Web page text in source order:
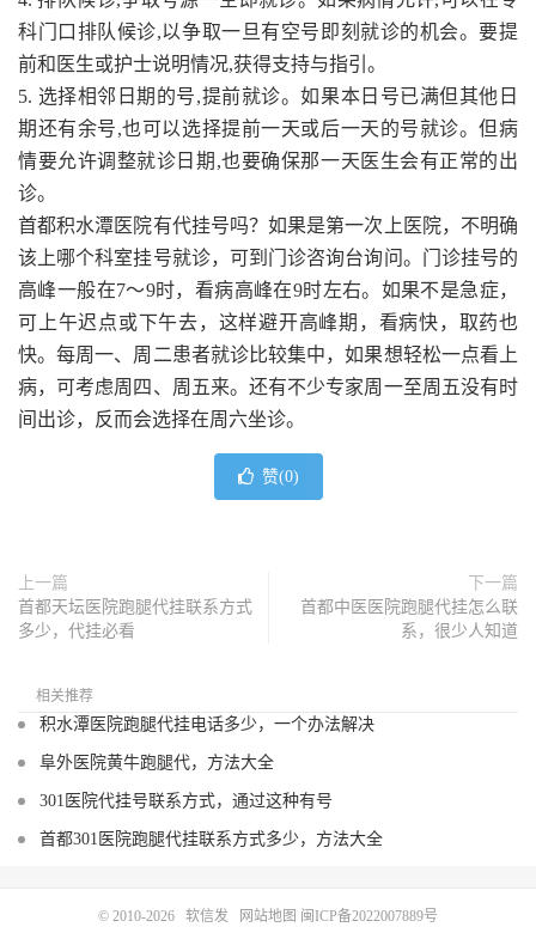
科门口排队候诊,以争取一旦有空号即刻就诊的机会。要提
前和医生或护士说明情况,获得支持与指引。
5. 选择相邻日期的号,提前就诊。如果本日号已满但其他日
期还有余号,也可以选择提前一天或后一天的号就诊。但病
情要允许调整就诊日期,也要确保那一天医生会有正常的出
诊。
首都积水潭医院有代挂号吗？如果是第一次上医院，不明确
该上哪个科室挂号就诊，可到门诊咨询台询问。门诊挂号的
高峰一般在7～9时，看病高峰在9时左右。如果不是急症，
可上午迟点或下午去，这样避开高峰期，看病快，取药也
快。每周一、周二患者就诊比较集中，如果想轻松一点看上
病，可考虑周四、周五来。还有不少专家周一至周五没有时
间出诊，反而会选择在周六坐诊。
赞(0)
上一篇
首都天坛医院跑腿代挂联系方式
多少，代挂必看
下一篇
首都中医医院跑腿代挂怎么联
系，很少人知道
相关推荐
积水潭医院跑腿代挂电话多少，一个办法解决
阜外医院黄牛跑腿代，方法大全
301医院代挂号联系方式，通过这种有号
首都301医院跑腿代挂联系方式多少，方法大全
© 2010-2026 软信发 网站地图 闽ICP备2022007889号